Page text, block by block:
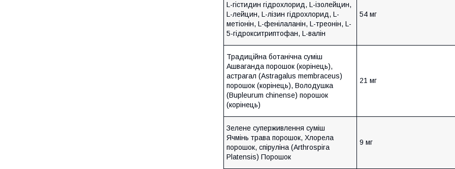
L-гістидин гідрохлорид, L-ізолейцин,
L-лейцин, L-лізин гідрохлорид, L-
метіонін, L-фенілаланін, L-треонін, L-
5-гідрокситриптофан, L-валін
54 мг
Традиційна ботанічна суміш
Ашваганда порошок (корінець),
астрагал (Astragalus membraceus)
порошок (корінець), Володушка
(Bupleurum chinense) порошок
(корінець)
21 мг
Зелене суперживлення суміш
Ячмінь трава порошок, Хлорела
порошок, спіруліна (Arthrospira
Platensis) Порошок
9 мг